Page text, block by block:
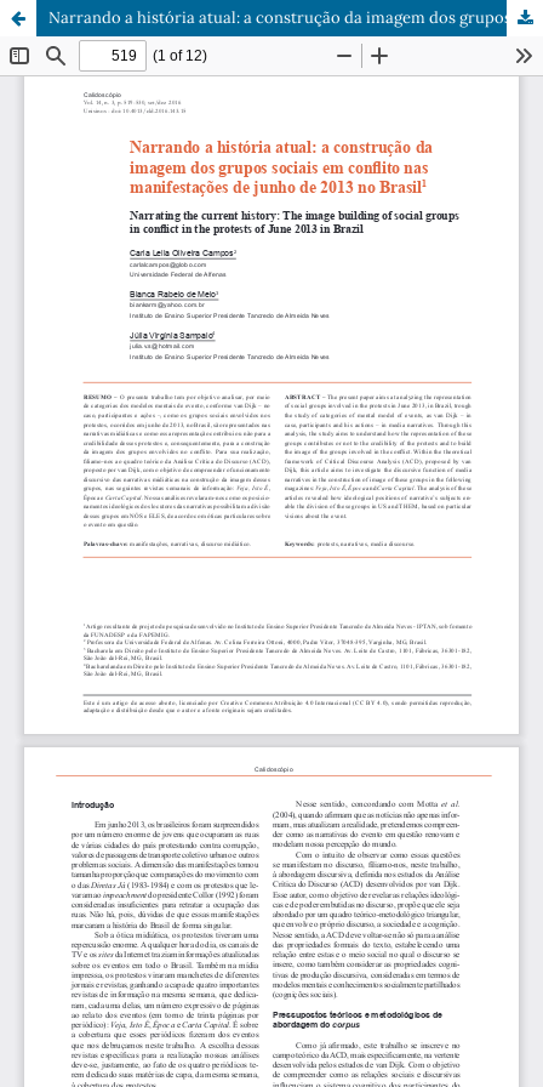
Narrando a história atual: a construção da imagem dos grupos sociais em conflito nas manifestações de junho de 2013 no Brasil